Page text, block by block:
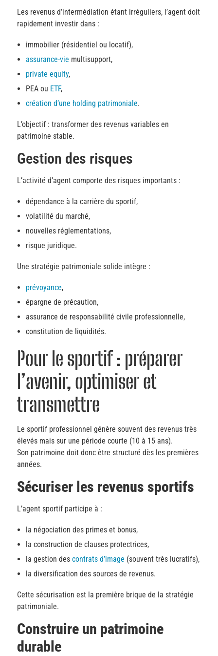
Les revenus d’intermédiation étant irréguliers, l’agent doit
rapidement investir dans :
immobilier (résidentiel ou locatif),
assurance-vie multisupport,
private equity,
PEA ou ETF,
création d’une holding patrimoniale.
L’objectif : transformer des revenus variables en
patrimoine stable.
Gestion des risques
L’activité d’agent comporte des risques importants :
dépendance à la carrière du sportif,
volatilité du marché,
nouvelles réglementations,
risque juridique.
Une stratégie patrimoniale solide intègre :
prévoyance,
épargne de précaution,
assurance de responsabilité civile professionnelle,
constitution de liquidités.
Pour le sportif : préparer
l’avenir, optimiser et
transmettre
Le sportif professionnel génère souvent des revenus très
élevés mais sur une période courte (10 à 15 ans).
Son patrimoine doit donc être structuré dès les premières
années.
Sécuriser les revenus sportifs
L’agent sportif participe à :
la négociation des primes et bonus,
la construction de clauses protectrices,
la gestion des contrats d’image (souvent très lucratifs),
la diversification des sources de revenus.
Cette sécurisation est la première brique de la stratégie
patrimoniale.
Construire un patrimoine
durable